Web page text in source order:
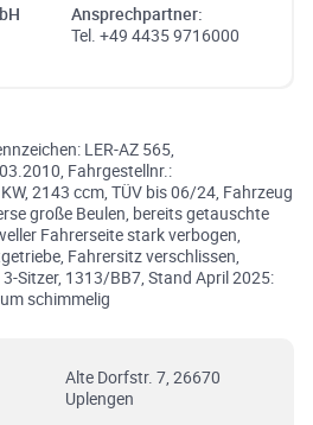
Ansprechpartner:
Tel. +49 4435 9716000
LER-AZ 565,
Fahrgestellnr.:
2143 ccm, TÜV bis 06/24, Fahrzeug
große Beulen, bereits getauschte
Fahrerseite stark verbogen,
Fahrersitz verschlissen,
Sitzer, 1313/BB7, Stand April 2025:
schimmelig
Alte Dorfstr. 7, 26670
Uplengen